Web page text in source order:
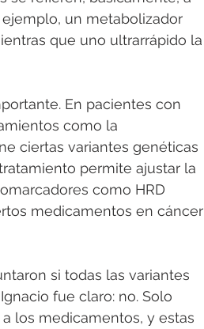
un metabolizador
que uno ultrarrápido la
En pacientes con
como la
ciertas variantes genéticas
permite ajustar la
como HRD
medicamentos en cáncer
si todas las variantes
fue claro: no. Solo
los medicamentos, y estas